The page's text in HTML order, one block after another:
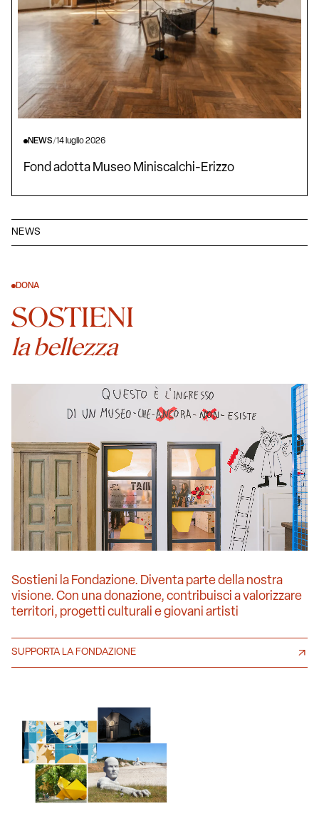
NEWS
NEWS/14 luglio 2026
Fond adotta Museo Miniscalchi-Erizzo
DONA
SOSTIENI
la bellezza
Sostieni la Fondazione. Diventa parte della nostra
visione. Con una donazione, contribuisci a valorizzare
territori, progetti culturali e giovani artisti
SUPPORTA LA FONDAZIONE